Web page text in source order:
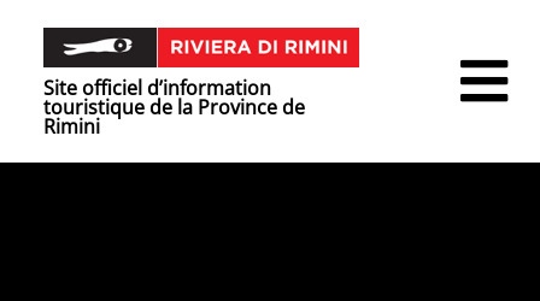
Site officiel d’information
touristique de la Province de
Rimini